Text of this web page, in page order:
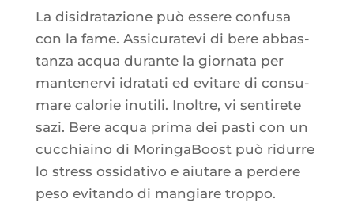
La disi­dra­ta­zione può essere confu­sa
con la fame. Assi­cu­ra­te­vi di bere abbas­
tan­za acqua durante la gior­na­ta per
man­te­ner­vi idra­ta­ti ed evi­tare di consu­
mare calo­rie inuti­li. Inoltre, vi sen­ti­rete
sazi. Bere acqua pri­ma dei pas­ti con un
cuc­chiai­no di Morin­ga­Boost può ridurre
lo stress ossi­da­ti­vo e aiu­tare a per­dere
peso evi­tan­do di man­giare troppo.